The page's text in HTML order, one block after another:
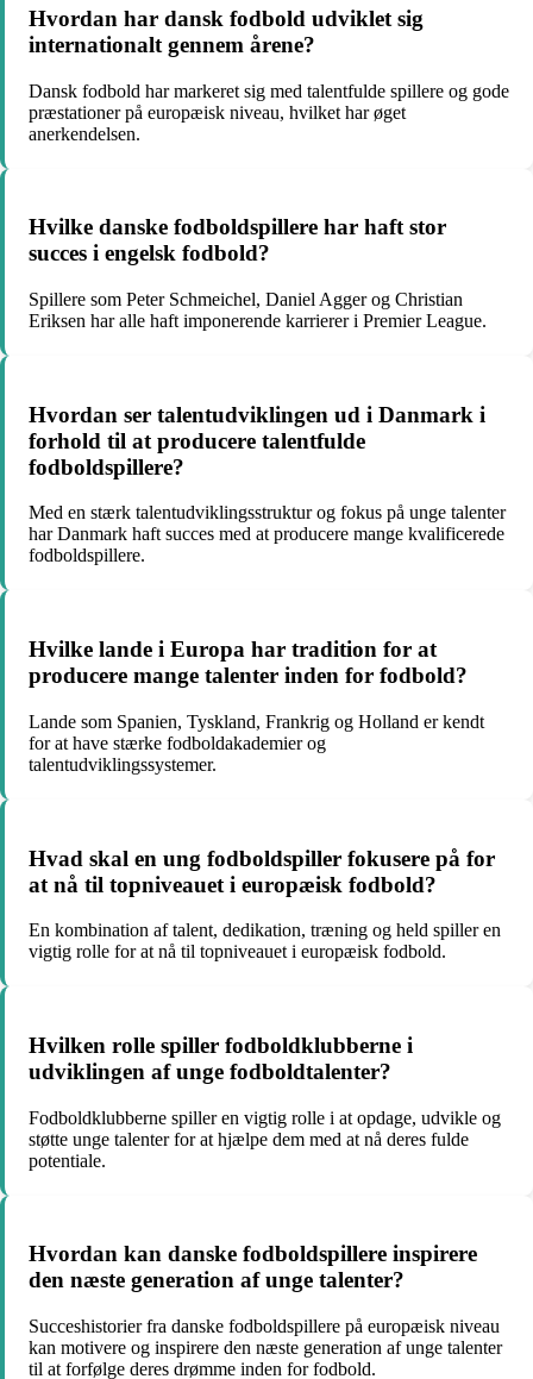
Hvordan har dansk fodbold udviklet sig
internationalt gennem årene?
Dansk fodbold har markeret sig med talentfulde spillere og gode
præstationer på europæisk niveau, hvilket har øget
anerkendelsen.
Hvilke danske fodboldspillere har haft stor
succes i engelsk fodbold?
Spillere som Peter Schmeichel, Daniel Agger og Christian
Eriksen har alle haft imponerende karrierer i Premier League.
Hvordan ser talentudviklingen ud i Danmark i
forhold til at producere talentfulde
fodboldspillere?
Med en stærk talentudviklingsstruktur og fokus på unge talenter
har Danmark haft succes med at producere mange kvalificerede
fodboldspillere.
Hvilke lande i Europa har tradition for at
producere mange talenter inden for fodbold?
Lande som Spanien, Tyskland, Frankrig og Holland er kendt
for at have stærke fodboldakademier og
talentudviklingssystemer.
Hvad skal en ung fodboldspiller fokusere på for
at nå til topniveauet i europæisk fodbold?
En kombination af talent, dedikation, træning og held spiller en
vigtig rolle for at nå til topniveauet i europæisk fodbold.
Hvilken rolle spiller fodboldklubberne i
udviklingen af unge fodboldtalenter?
Fodboldklubberne spiller en vigtig rolle i at opdage, udvikle og
støtte unge talenter for at hjælpe dem med at nå deres fulde
potentiale.
Hvordan kan danske fodboldspillere inspirere
den næste generation af unge talenter?
Succeshistorier fra danske fodboldspillere på europæisk niveau
kan motivere og inspirere den næste generation af unge talenter
til at forfølge deres drømme inden for fodbold.